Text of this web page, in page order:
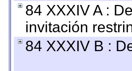
84 XXXIV A :
invitación
84 XXXIV B :